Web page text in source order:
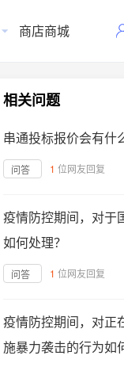
商店商城
相关问题
串通投标报价会有什
问答 1 位网友回复
疫情防控期间，对于
如何处理？
问答 1 位网友回复
疫情防控期间，对正
施暴力袭击的行为如